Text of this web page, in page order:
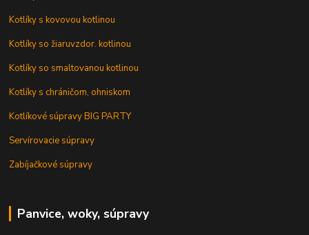
Kotlíky s kovovou kotlinou
Kotlíky so žiaruvzdor. kotlinou
Kotlíky so smaltovanou kotlinou
Kotlíky s chráničom, ohniskom
Kotlíkové súpravy BIG PARTY
Servírovacie súpravy
Zabíjačkové súpravy
Panvice, woky, súpravy